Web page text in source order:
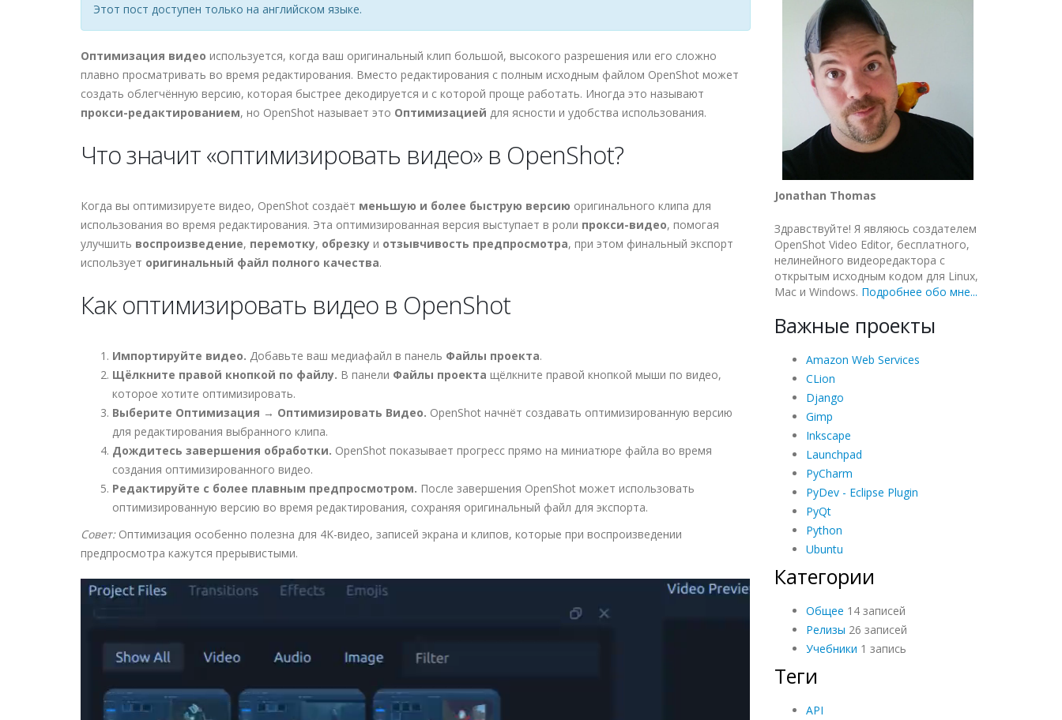
Этот пост доступен только на английском языке.
Оптимизация видео используется, когда ваш оригинальный клип большой, высокого разрешения или его сложно
плавно просматривать во время редактирования. Вместо редактирования с полным исходным файлом OpenShot может
создать облегчённую версию, которая быстрее декодируется и с которой проще работать. Иногда это называют
прокси-редактированием, но OpenShot называет это Оптимизацией для ясности и удобства использования.
Что значит «оптимизировать видео» в OpenShot?
Когда вы оптимизируете видео, OpenShot создаёт меньшую и более быструю версию оригинального клипа для
использования во время редактирования. Эта оптимизированная версия выступает в роли прокси-видео, помогая
улучшить воспроизведение, перемотку, обрезку и отзывчивость предпросмотра, при этом финальный экспорт
использует оригинальный файл полного качества.
Как оптимизировать видео в OpenShot
Импортируйте видео. Добавьте ваш медиафайл в панель Файлы проекта.
Щёлкните правой кнопкой по файлу. В панели Файлы проекта щёлкните правой кнопкой мыши по видео,
которое хотите оптимизировать.
Выберите Оптимизация → Оптимизировать Видео. OpenShot начнёт создавать оптимизированную версию
для редактирования выбранного клипа.
Дождитесь завершения обработки. OpenShot показывает прогресс прямо на миниатюре файла во время
создания оптимизированного видео.
Редактируйте с более плавным предпросмотром. После завершения OpenShot может использовать
оптимизированную версию во время редактирования, сохраняя оригинальный файл для экспорта.
Совет:Оптимизация особенно полезна для 4K-видео, записей экрана и клипов, которые при воспроизведении
предпросмотра кажутся прерывистыми.
Jonathan Thomas
Здравствуйте! Я являюсь создателем
OpenShot Video Editor, бесплатного,
нелинейного видеоредактора с
открытым исходным кодом для Linux,
Mac и Windows. Подробнее обо мне...
Важные проекты
Amazon Web Services
CLion
Django
Gimp
Inkscape
Launchpad
PyCharm
PyDev - Eclipse Plugin
PyQt
Python
Ubuntu
Категории
Общее 14 записей
Релизы 26 записей
Учебники 1 запись
Теги
API